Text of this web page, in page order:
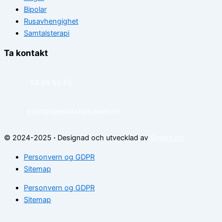
Bipolar
Rusavhengighet
Samtalsterapi
Ta kontakt
© 2024-2025 · Designad och utvecklad av
Personvern og GDPR
Sitemap
Personvern og GDPR
Sitemap